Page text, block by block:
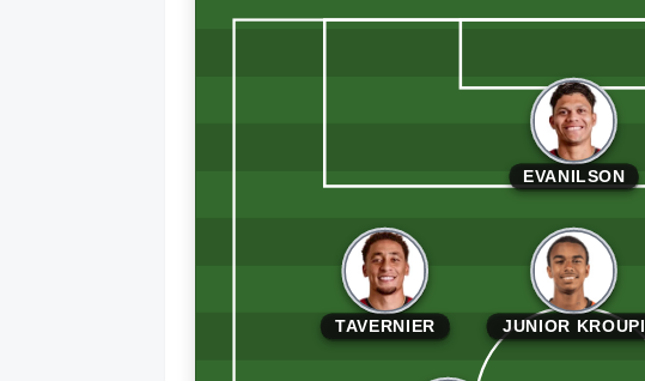
TAVERNIER JUNIOR KROUPI
EVANILSON